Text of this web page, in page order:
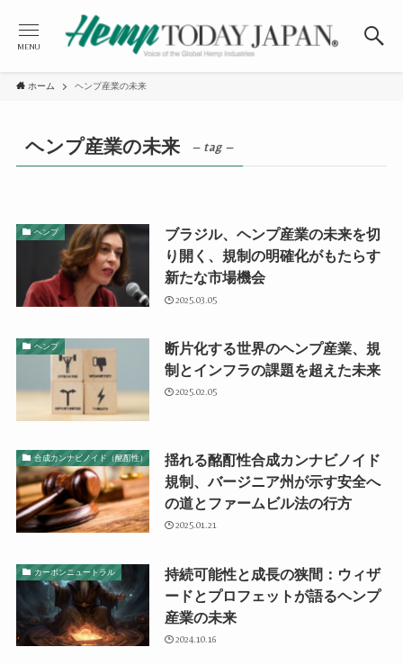
MENU
ホーム ヘンプ産業の未来
ヘンプ産業の未来 – tag –
ヘンプ
ブラジル、ヘンプ産業の未来を切
り開く、規制の明確化がもたらす
新たな市場機会
2025.03.05
ヘンプ
断片化する世界のヘンプ産業、規
制とインフラの課題を超えた未来
2025.02.05
合成カンナビノイド（酩酊性）
揺れる酩酊性合成カンナビノイド
規制、バージニア州が示す安全へ
の道とファームビル法の行方
2025.01.21
カーボンニュートラル
持続可能性と成長の狭間：ウィザ
ードとプロフェットが語るヘンプ
産業の未来
2024.10.16